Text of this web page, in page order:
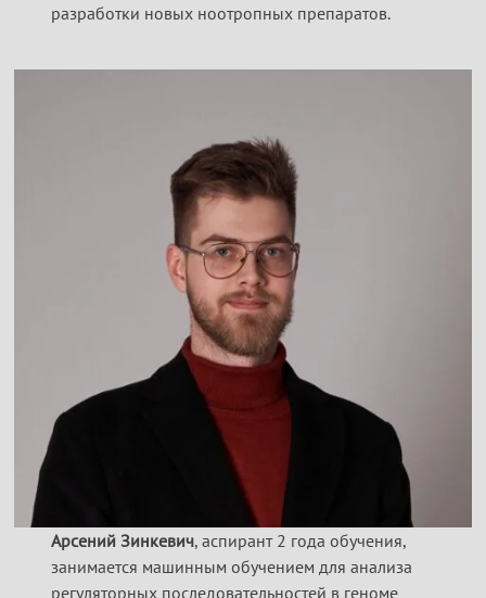
разработки новых ноотропных препаратов.
Арсений Зинкевич, аспирант 2 года обучения,
занимается машинным обучением для анализа
регуляторных последовательностей в геноме